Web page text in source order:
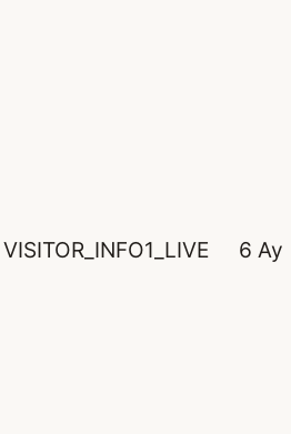
VISITOR_INFO1_LIVE 6 Ay